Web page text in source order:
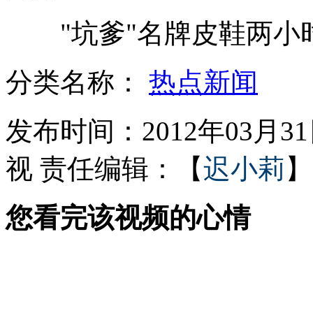
日本预测首都地震震度将达7级
老帕祝贺金隅夺冠
"坑爹"名牌皮鞋两小
分类名称： 热点新闻
发布时间：2012年03月
视 责任编辑：【迟小莉 】
您看完该视频的心情